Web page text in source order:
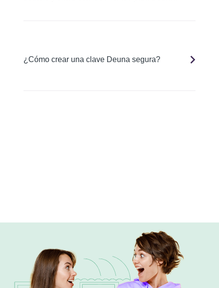
¿Cómo crear una clave Deuna segura?